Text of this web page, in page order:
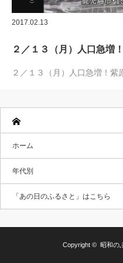
2017.02.13
２／１３（月）人口急増
２／１３（月）人口急増！紫
ホーム
年代別
「あの日のふるさと」はこちら
Copyright © 昭和の